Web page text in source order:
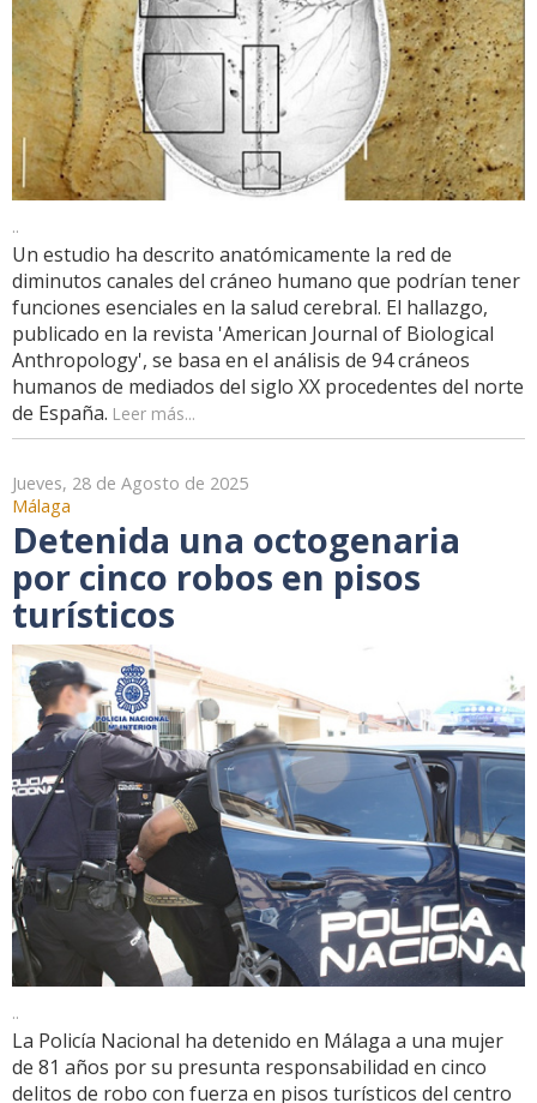
..
Un estudio ha descrito anatómicamente la red de
diminutos canales del cráneo humano que podrían tener
funciones esenciales en la salud cerebral. El hallazgo,
publicado en la revista 'American Journal of Biological
Anthropology', se basa en el análisis de 94 cráneos
humanos de mediados del siglo XX procedentes del norte
de España. Leer más...
Jueves, 28 de Agosto de 2025
Málaga
Detenida una octogenaria
por cinco robos en pisos
turísticos
..
La Policía Nacional ha detenido en Málaga a una mujer
de 81 años por su presunta responsabilidad en cinco
delitos de robo con fuerza en pisos turísticos del centro